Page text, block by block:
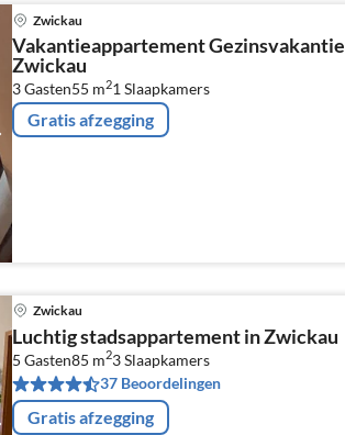
Zwickau
Vakantieappartement Gezinsvakantie
Zwickau
3 Gasten55 m21Slaapkamers
Gratis afzegging
Zwickau
Luchtig stadsappartement in Zwickau
5 Gasten85 m23Slaapkamers
37 Beoordelingen
Gratis afzegging